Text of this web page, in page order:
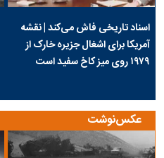
اسناد تاریخی فاش می‌کند | نقشه
آمریکا برای اشغال جزیره خارک از
۱۹۷۹ روی میز کاخ سفید است
عکس‌نوشت